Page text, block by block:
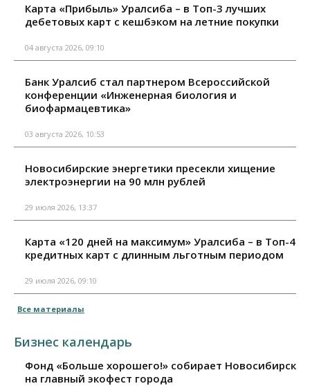
Карта «Прибыль» Уралсиба – в Топ-3 лучших
дебетовых карт с кешбэком на летние покупки
04 августа 2026, 09:10
Банк Уралсиб стал партнером Всероссийской
конференции «Инженерная биология и
биофармацевтика»
03 августа 2026, 10:53
Новосибирские энергетики пресекли хищение
электроэнергии на 90 млн рублей
29 июля 2026, 13:37
Карта «120 дней на максимум» Уралсиба – в Топ-4
кредитных карт с длинным льготным периодом
29 июля 2026, 09:10
Все материалы
Бизнес календарь
Фонд «Больше хорошего!» собирает Новосибирск
на главный экофест города